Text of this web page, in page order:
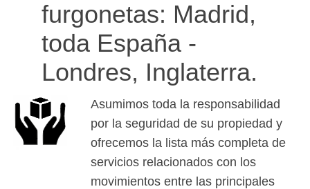
furgonetas: Madrid,
toda España -
Londres, Inglaterra.
Asumimos toda la responsabilidad
por la seguridad de su propiedad y
ofrecemos la lista más completa de
servicios relacionados con los
movimientos entre las principales